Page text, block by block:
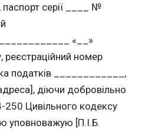
серії ____ №
«__»
реєстраційний номер
податків ____________,
діючи добровільно
250 Цивільного кодексу
уповноважую [П.І.Б.